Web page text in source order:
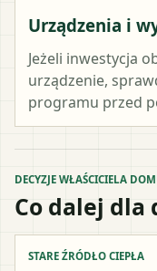
Urządzenia i
Jeżeli inwestycja
urządzenie,
programu przed
DECYZJE WŁAŚCICIELA
Co dalej dla
STARE ŹRÓDŁO CIEPŁA